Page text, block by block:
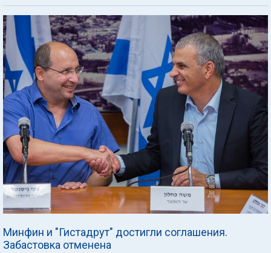
Минфин и "Гистадрут" достигли соглашения.
Забастовка отменена